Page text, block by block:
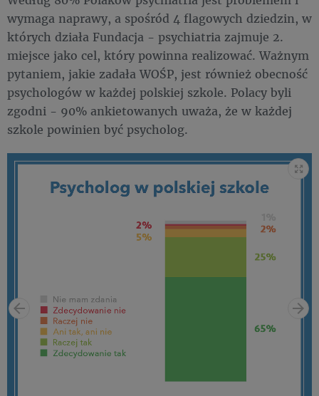
wymaga naprawy, a spośród 4 flagowych dziedzin, w
których działa Fundacja - psychiatria zajmuje 2.
miejsce jako cel, który powinna realizować. Ważnym
pytaniem, jakie zadała WOŚP, jest również obecność
psychologów w każdej polskiej szkole. Polacy byli
zgodni - 90% ankietowanych uważa, że w każdej
szkole powinien być psycholog.